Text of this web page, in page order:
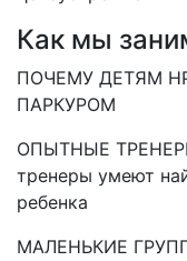
Как мы
ПОЧЕМУ ДЕТЯМ
ПАРКУРОМ
ОПЫТНЫЕ
тренеры умеют
ребенка
МАЛЕНЬКИЕ